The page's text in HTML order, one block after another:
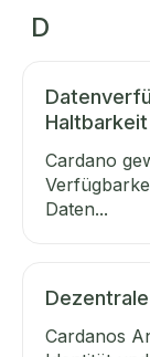
D
Haltbarkeit
Cardano
Daten...
Cardanos